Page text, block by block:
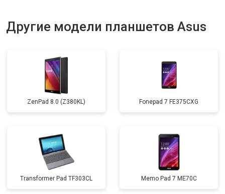
Другие модели планшетов Asus
ZenPad 8.0 (Z380KL) Fonepad 7 FE375CXG
Transformer Pad TF303CL Memo Pad 7 ME70C